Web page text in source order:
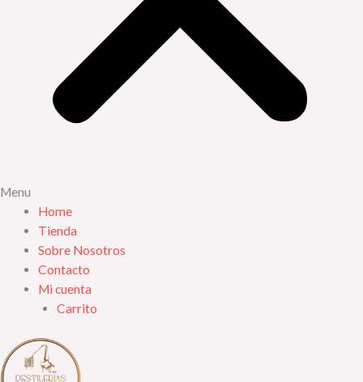
Menu
Home
Tienda
Sobre Nosotros
Contacto
Mi cuenta
Carrito